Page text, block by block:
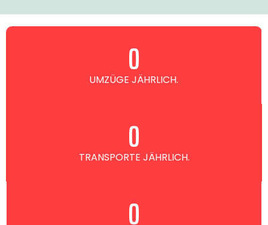
UMZÜGE JÄHRLICH.
0
TRANSPORTE JÄHRLICH.
0
0